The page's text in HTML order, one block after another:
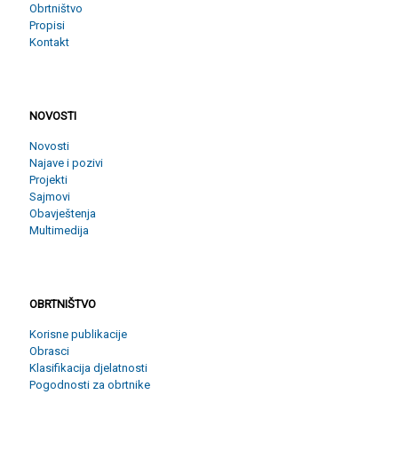
Obrtništvo
Propisi
Kontakt
NOVOSTI
Novosti
Najave i pozivi
Projekti
Sajmovi
Obavještenja
Multimedija
OBRTNIŠTVO
Korisne publikacije
Obrasci
Klasifikacija djelatnosti
Pogodnosti za obrtnike